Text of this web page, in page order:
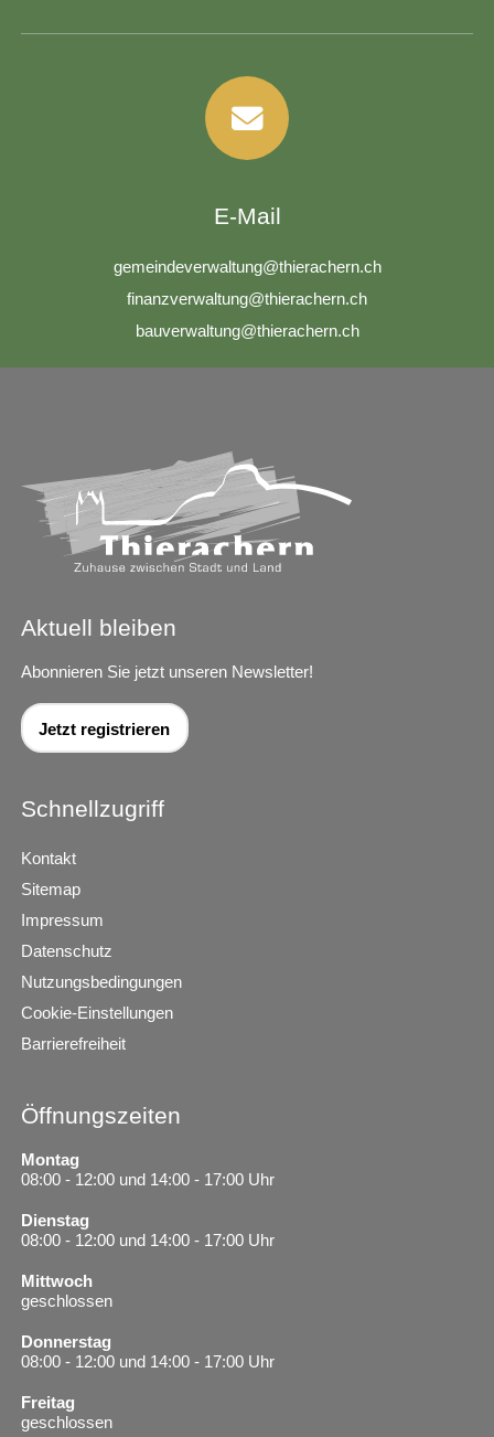
E-Mail
g m nd v rw lt ng th r ch rn ch
f n nzv rw lt ng th r ch rn ch
b
v rw lt ng th r ch rn ch
Aktuell bleiben
Abonnieren Sie jetzt unseren Newsletter!
Jetzt registrieren
Schnellzugriff
Kontakt
Sitemap
Impressum
Datenschutz
Nutzungsbedingungen
Cookie-Einstellungen
Barrierefreiheit
Öffnungszeiten
Montag
08:00 - 12:00 und 14:00 - 17:00 Uhr
Dienstag
08:00 - 12:00 und 14:00 - 17:00 Uhr
Mittwoch
geschlossen
Donnerstag
08:00 - 12:00 und 14:00 - 17:00 Uhr
Freitag
geschlossen